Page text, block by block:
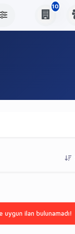
10
ilan bulunamadı!